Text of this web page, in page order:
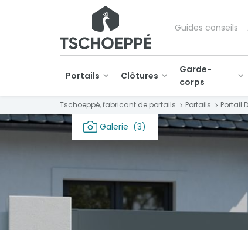
Guides conseils
Portails Clôtures
Garde-
corps
Tschoeppé, fabricant de portails Portails Portail
Galerie (3)